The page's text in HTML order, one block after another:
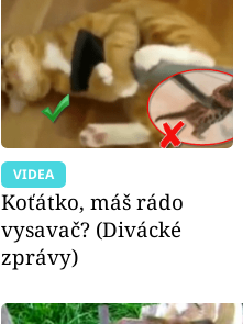
VIDEA
Koťátko, máš rádo
vysavač? (Divácké
zprávy)